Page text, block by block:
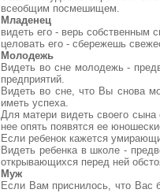
всеобщим посмешищем.
Младенец
видеть его - верь собственным
целовать его - сбережешь
Молодежь
Видеть во сне молодежь -
предприятий.
Видеть во сне, что Вы снова
иметь успеха.
Для матери видеть своего
нее опять появятся ее
Если ребенок кажется
Видеть ребенка в школе -
открывающихся перед ней
Муж
Если Вам приснилось, что Вас